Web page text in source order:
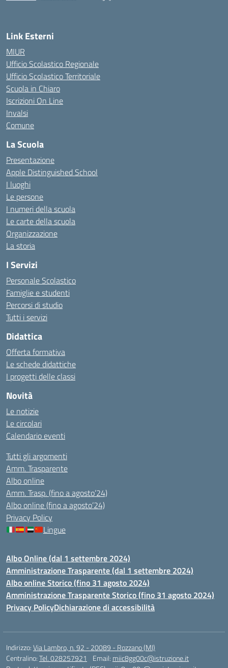
Link Esterni
MIUR
Ufficio Scolastico Regionale
Ufficio Scolastico Territoriale
Scuola in Chiaro
Iscrizioni On Line
Invalsi
Comune
La Scuola
Presentazione
Apple Distinguished School
I luoghi
Le persone
I numeri della scuola
Le carte della scuola
Organizzazione
La storia
I Servizi
Personale Scolastico
Famiglie e studenti
Percorsi di studio
Tutti i servizi
Didattica
Offerta formativa
Le schede didattiche
I progetti delle classi
Novità
Le notizie
Le circolari
Calendario eventi
Tutti gli argomenti
Amm. Trasparente
Albo online
Amm. Trasp. (fino a agosto’24)
Albo online (fino a agosto’24)
Privacy Policy
Lingue
Albo Online (dal 1 settembre 2024)
Amministrazione Trasparente (dal 1 settembre 2024)
Albo online Storico (fino 31 agosto 2024)
Amministrazione Trasparente Storico (fino 31 agosto 2024)
Privacy PolicyDichiarazione di accessibilità
Indirizzo:Via Lambro, n. 92 - 20089 - Rozzano (MI)
Centralino:Tel. 028257921 Email: miic8gg00c@istruzione.it